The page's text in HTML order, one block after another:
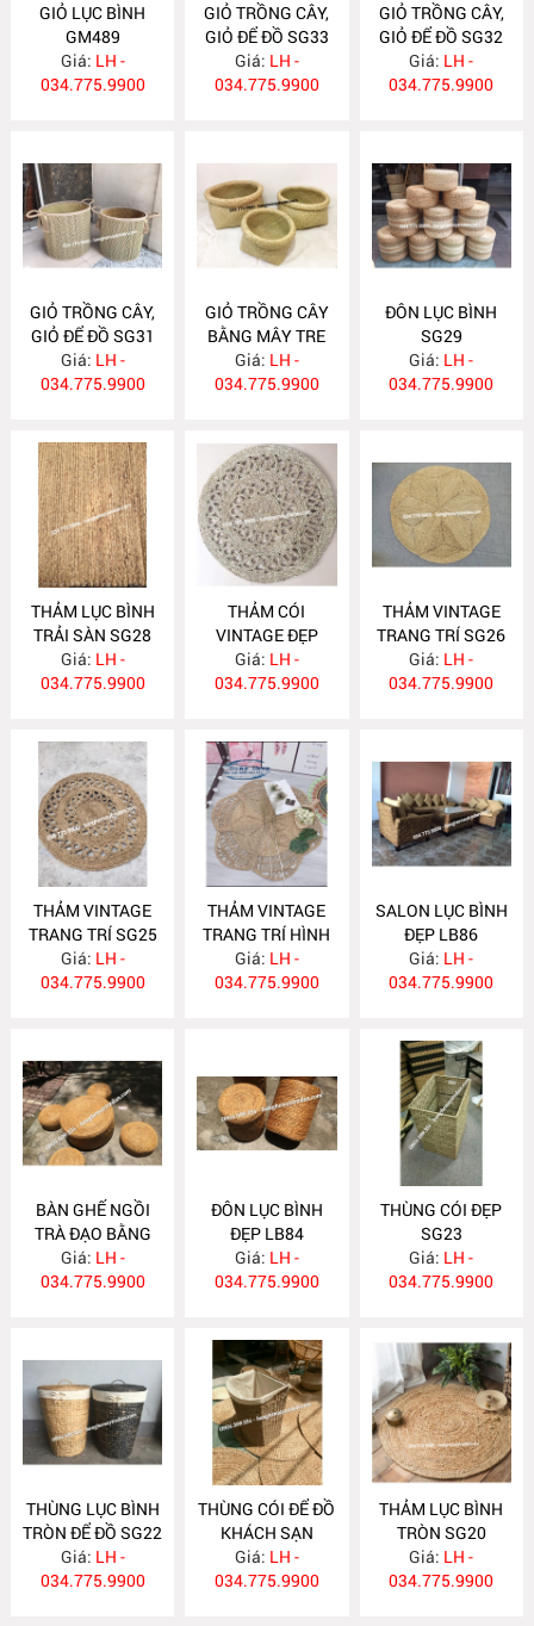
GIỎ LỤC BÌNH
GM489
Giá: LH -
034.775.9900
GIỎ TRỒNG CÂY,
GIỎ ĐỂ ĐỒ SG33
Giá: LH -
034.775.9900
GIỎ TRỒNG CÂY,
GIỎ ĐỂ ĐỒ SG32
Giá: LH -
034.775.9900
GIỎ TRỒNG CÂY,
GIỎ ĐỂ ĐỒ SG31
Giá: LH -
034.775.9900
GIỎ TRỒNG CÂY
BẰNG MÂY TRE
ĐAN SG30
Giá: LH -
034.775.9900
ĐÔN LỤC BÌNH
SG29
Giá: LH -
034.775.9900
THẢM LỤC BÌNH
TRẢI SÀN SG28
Giá: LH -
034.775.9900
THẢM CÓI
VINTAGE ĐẸP
SG27
Giá: LH -
034.775.9900
THẢM VINTAGE
TRANG TRÍ SG26
Giá: LH -
034.775.9900
THẢM VINTAGE
TRANG TRÍ SG25
Giá: LH -
034.775.9900
THẢM VINTAGE
TRANG TRÍ HÌNH
HOA SG24
Giá: LH -
034.775.9900
SALON LỤC BÌNH
ĐẸP LB86
Giá: LH -
034.775.9900
BÀN GHẾ NGỒI
TRÀ ĐẠO BẰNG
LỤC BÌNH LB85
Giá: LH -
034.775.9900
ĐÔN LỤC BÌNH
ĐẸP LB84
Giá: LH -
034.775.9900
THÙNG CÓI ĐẸP
SG23
Giá: LH -
034.775.9900
THÙNG LỤC BÌNH
TRÒN ĐỂ ĐỒ SG22
Giá: LH -
034.775.9900
THÙNG CÓI ĐỂ ĐỒ
KHÁCH SẠN
SANG TRỌNG
SG21
Giá: LH -
034.775.9900
THẢM LỤC BÌNH
TRÒN SG20
Giá: LH -
034.775.9900